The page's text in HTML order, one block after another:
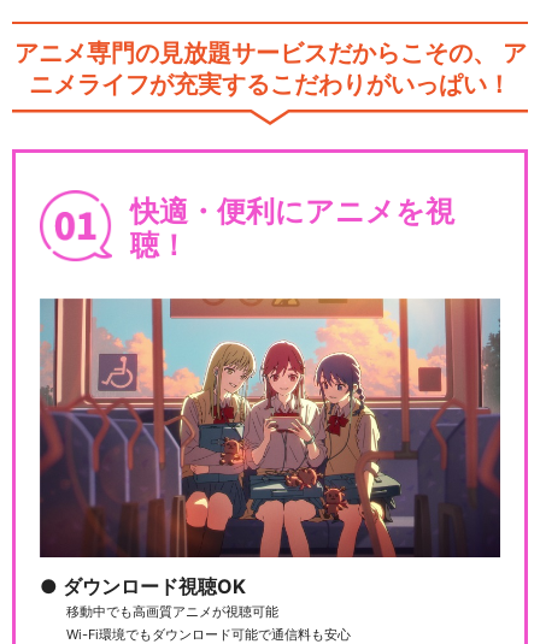
からの贈り物～君に…
劇場版「テニスの王子様 英国
テニスの王子様 OVA ANOTH
ER STO…
テニスの王子様 OVA ANOTH
ER STO…
S!! 手塚…
アニメ専門の見放題サービスだからこその、
ア
ニメライフが充実するこだわりがいっぱい！
快適・便利にアニメを視
聴！
ダウンロード視聴OK
移動中でも高画質アニメが視聴可能
Wi-Fi環境でもダウンロード可能で通信料も安心